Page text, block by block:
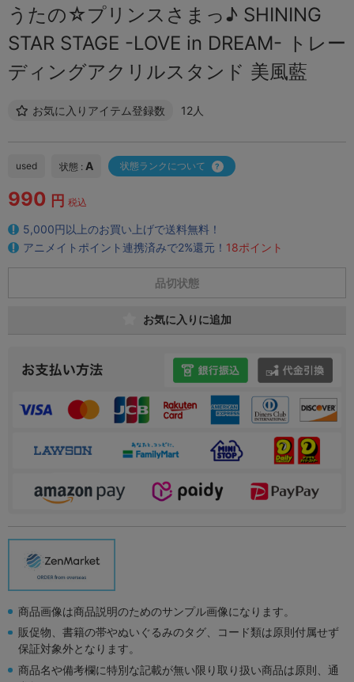
うたの☆プリンスさまっ♪ SHINING
STAR STAGE -LOVE in DREAM- トレー
ディングアクリルスタンド 美風藍
お気に入りアイテム登録数 12人
used 状態 : A 状態ランクについて
990 円 税込
5,000円以上のお買い上げで送料無料！
アニメイトポイント連携済みで2%還元！ 18ポイント
品切状態
お気に入りに追加
商品画像は商品説明のためのサンプル画像になります。
販促物、書籍の帯やぬいぐるみのタグ、コード類は原則付属せず
保証対象外となります。
商品名や備考欄に特別な記載が無い限り取り扱い商品は原則、通